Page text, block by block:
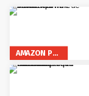
AMAZON PRIME VIDEO